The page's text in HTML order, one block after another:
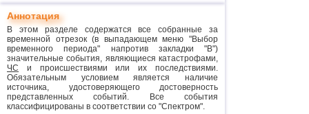
Аннотация
В этом разделе содержатся все собранные за
временной отрезок (в выпадающем меню "Выбор
временного периода" напротив закладки "В")
значительные события, являющиеся катастрофами,
ЧС и происшествиями или их последствиями.
Обязательным условием является наличие
источника, удостоверяющего достоверность
представленных событий. Все события
классифицированы в соответствии со "Спектром".